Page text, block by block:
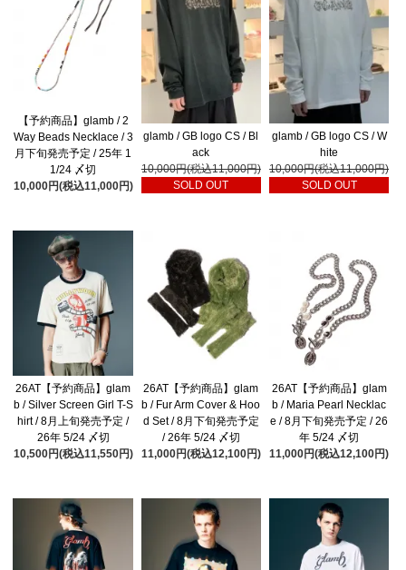
【予約商品】glamb / 2
Way Beads Necklace / 3
月下旬発売予定 / 25年 1
1/24 〆切
10,000円(税込11,000円)
glamb / GB logo CS / Bl
ack
10,000円(税込11,000円)
SOLD OUT
glamb / GB logo CS / W
hite
10,000円(税込11,000円)
SOLD OUT
26AT【予約商品】glam
b / Silver Screen Girl T-S
hirt / 8月上旬発売予定 /
26年 5/24 〆切
10,500円(税込11,550円)
26AT【予約商品】glam
b / Fur Arm Cover & Hoo
d Set / 8月下旬発売予定
/ 26年 5/24 〆切
11,000円(税込12,100円)
26AT【予約商品】glam
b / Maria Pearl Necklac
e / 8月下旬発売予定 / 26
年 5/24 〆切
11,000円(税込12,100円)